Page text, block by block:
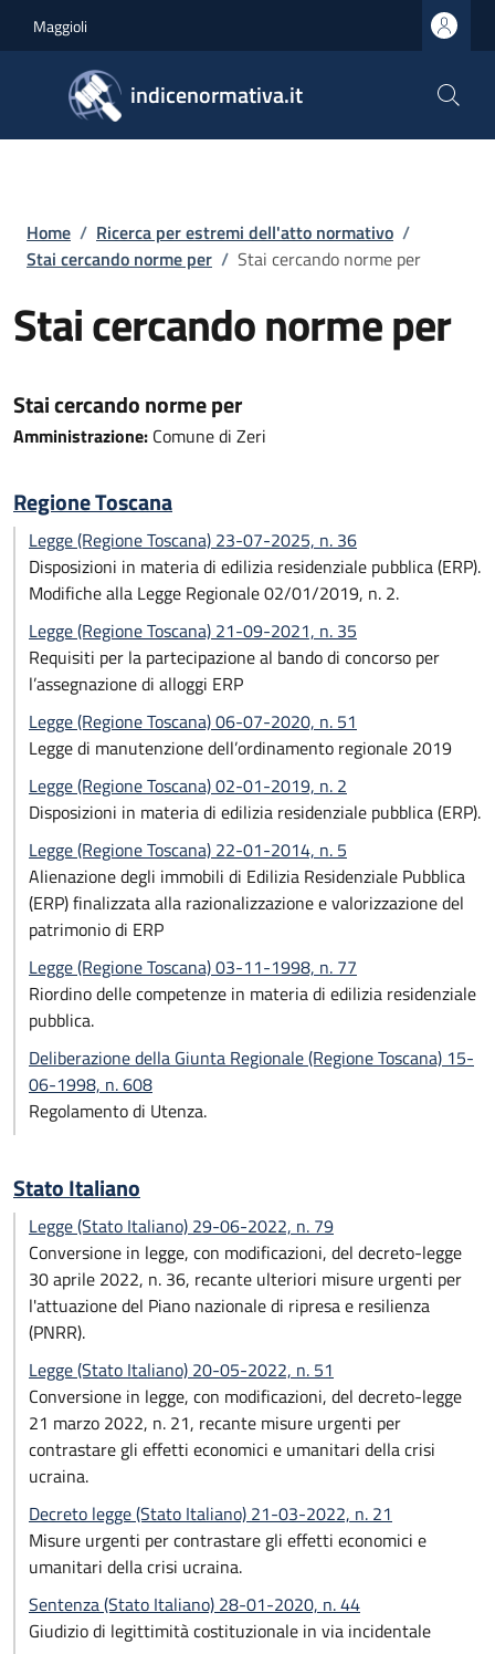
Maggioli
indicenormativa.it
Briciole di pane
Home / Ricerca per estremi dell'atto normativo /
Stai cercando norme per / Stai cercando norme per
Stai cercando norme per
Stai cercando norme per
Amministrazione: Comune di Zeri
Regione Toscana
Legge (Regione Toscana) 23-07-2025, n. 36
Disposizioni in materia di edilizia residenziale pubblica (ERP).
Modifiche alla Legge Regionale 02/01/2019, n. 2.
Legge (Regione Toscana) 21-09-2021, n. 35
Requisiti per la partecipazione al bando di concorso per
l’assegnazione di alloggi ERP
Legge (Regione Toscana) 06-07-2020, n. 51
Legge di manutenzione dell’ordinamento regionale 2019
Legge (Regione Toscana) 02-01-2019, n. 2
Disposizioni in materia di edilizia residenziale pubblica (ERP).
Legge (Regione Toscana) 22-01-2014, n. 5
Alienazione degli immobili di Edilizia Residenziale Pubblica
(ERP) finalizzata alla razionalizzazione e valorizzazione del
patrimonio di ERP
Legge (Regione Toscana) 03-11-1998, n. 77
Riordino delle competenze in materia di edilizia residenziale
pubblica.
Deliberazione della Giunta Regionale (Regione Toscana) 15-
06-1998, n. 608
Regolamento di Utenza.
Stato Italiano
Legge (Stato Italiano) 29-06-2022, n. 79
Conversione in legge, con modificazioni, del decreto-legge
30 aprile 2022, n. 36, recante ulteriori misure urgenti per
l'attuazione del Piano nazionale di ripresa e resilienza
(PNRR).
Legge (Stato Italiano) 20-05-2022, n. 51
Conversione in legge, con modificazioni, del decreto-legge
21 marzo 2022, n. 21, recante misure urgenti per
contrastare gli effetti economici e umanitari della crisi
ucraina.
Decreto legge (Stato Italiano) 21-03-2022, n. 21
Misure urgenti per contrastare gli effetti economici e
umanitari della crisi ucraina.
Sentenza (Stato Italiano) 28-01-2020, n. 44
Giudizio di legittimità costituzionale in via incidentale